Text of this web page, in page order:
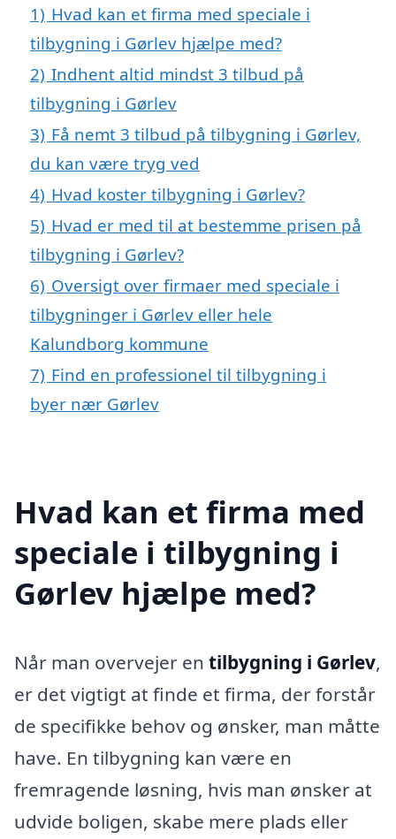
1) Hvad kan et firma med speciale i
tilbygning i Gørlev hjælpe med?
2) Indhent altid mindst 3 tilbud på
tilbygning i Gørlev
3) Få nemt 3 tilbud på tilbygning i Gørlev,
du kan være tryg ved
4) Hvad koster tilbygning i Gørlev?
5) Hvad er med til at bestemme prisen på
tilbygning i Gørlev?
6) Oversigt over firmaer med speciale i
tilbygninger i Gørlev eller hele
Kalundborg kommune
7) Find en professionel til tilbygning i
byer nær Gørlev
Hvad kan et firma med
speciale i tilbygning i
Gørlev hjælpe med?
Når man overvejer en tilbygning i Gørlev,
er det vigtigt at finde et firma, der forstår
de specifikke behov og ønsker, man måtte
have. En tilbygning kan være en
fremragende løsning, hvis man ønsker at
udvide boligen, skabe mere plads eller